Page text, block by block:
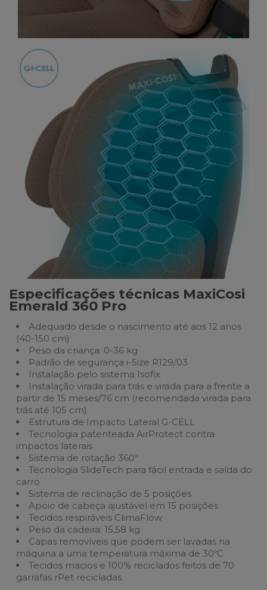
Especificações técnicas MaxiCosi
Emerald 360 Pro
Adequado desde o nascimento até aos 12 anos
(40-150 cm)
Peso da criança: 0-36 kg
Padrão de segurança i-Size R129/03
Instalação pelo sistema Isofix
Instalação virada para trás e virada para a frente a
partir de 15 meses/76 cm (recomendada virada para
trás até 105 cm)
Estrutura de Impacto Lateral G-CELL
Tecnologia patenteada AirProtect contra
impactos laterais
Sistema de rotação 360º
Tecnologia SlideTech para fácil entrada e saída do
carro
Sistema de reclinação de 5 posições
Apoio de cabeça ajustável em 15 posições
Tecidos respiráveis ClimaFlow
Peso da cadeira: 15,58 kg
Capas removíveis que podem ser lavadas na
máquina a uma temperatura máxima de 30ºC
Tecidos macios e 100% reciclados feitos de 70
garrafas rPet recicladas